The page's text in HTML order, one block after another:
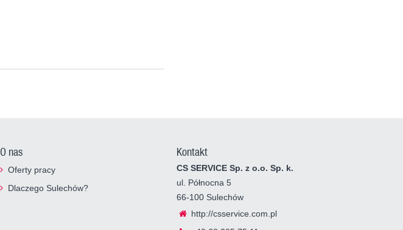
O nas
Oferty pracy
Dlaczego Sulechów?
Kontakt
CS SERVICE Sp. z o.o. Sp. k.
ul. Północna 5
66-100 Sulechów
http://csservice.com.pl